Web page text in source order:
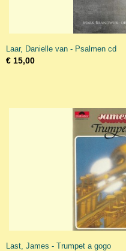
Laar, Danielle van - Psalmen cd
€ 15,00
Last, James - Trumpet a gogo